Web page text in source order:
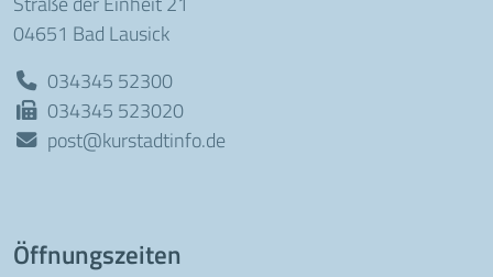
04651 Bad Lausick
034345 52300
034345 523020
post@kurstadtinfo.de
Öffnungszeiten